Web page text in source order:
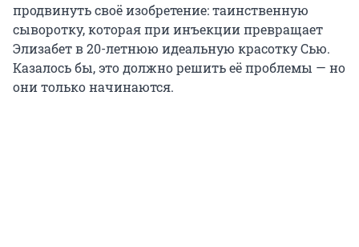
продвинуть своё изобретение: таинственную
сыворотку, которая при инъекции превращает
Элизабет в 20-летнюю идеальную красотку Сью.
Казалось бы, это должно решить её проблемы — но
они только начинаются.